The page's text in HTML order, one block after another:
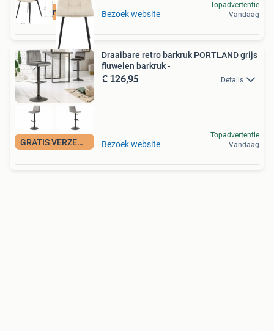
Duurzame Deal Bezoek website
Topadvertentie
Vandaag
GRATIS VERZENDING
Draaibare retro barkruk PORTLAND grijs
fluwelen barkruk -
€ 126,95 Details
Bezoek website
Topadvertentie
Vandaag